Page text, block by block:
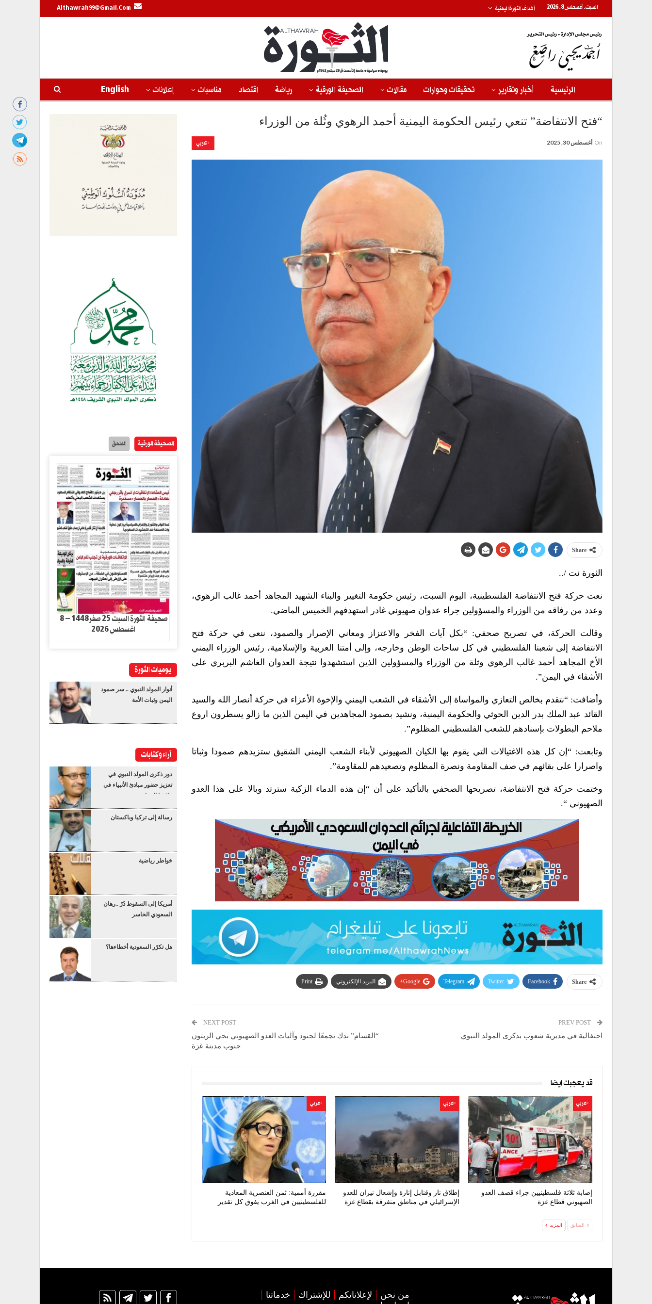
السبت, أغسطس 8, 2026 أهداف الثورة اليمنية Althawrah99@gmail.com
الرئيسية أخبار وتقارير تحقيقات وحوارات مقالات الصحيفة الورقية رياضة اقتصاد مناسبات إعلانات English
“فتح الانتفاضة” تنعي رئيس الحكومة اليمنية أحمد الرهوي وثُلة من الوزراء
-عربي On أغسطس 30, 2025
Share
الثورة نت /..
نعت حركة فتح الانتفاضة الفلسطينية، اليوم السبت، رئيس حكومة التغيير والبناء الشهيد المجاهد أحمد غالب الرهوي،
وعدد من رفاقه من الوزراء والمسؤولين جراء عدوان صهيوني غادر استهدفهم الخميس الماضي.
وقالت الحركة، في تصريح صحفي: “بكل آيات الفخر والاعتزاز ومعاني الإصرار والصمود، ننعى في حركة فتح
الانتفاضة إلى شعبنا الفلسطيني في كل ساحات الوطن وخارجه، وإلى أمتنا العربية والإسلامية، رئيس الوزراء اليمني
الأخ المجاهد أحمد غالب الرهوي وثلة من الوزراء والمسؤولين الذين استشهدوا نتيجة العدوان الغاشم البربري على
الأشقاء في اليمن”.
وأضافت: “نتقدم بخالص التعازي والمواساة إلى الأشقاء في الشعب اليمني والإخوة الأعزاء في حركة أنصار الله والسيد
القائد عبد الملك بدر الدين الحوثي والحكومة اليمنية، ونشيد بصمود المجاهدين في اليمن الذين ما زالو يسطرون اروع
ملاحم البطولات بإسنادهم للشعب الفلسطيني المظلوم”.
وتابعت: “إن كل هذه الاغتيالات التي يقوم بها الكيان الصهيوني لأبناء الشعب اليمني الشقيق ستزيدهم صمودا وثباتا
واصرارا على بقائهم في صف المقاومة ونصرة المظلوم وتصعيدهم للمقاومة”.
وختمت حركة فتح الانتفاضة، تصريحها الصحفي بالتأكيد على أن “إن هذه الدماء الزكية سترتد وبالا على هذا العدو
الصهيوني “.
Share
Facebook
Twitter
Telegram
Google+ البريد الإلكتروني Print
احتفالية في مديرية شعوب بذكرى المولد النبوي
NEXT POST
“القسام” تدك تجمعًا لجنود وآليات العدو الصهيوني بحي الزيتون
جنوب مدينة غزة
قد يعجبك ايضا
-عربي
إصابة ثلاثة فلسطينيين جراء قصف العدو
الصهيوني قطاع غزة
-عربي
إطلاق نار وقنابل إنارة وإشعال نيران للعدو
الإسرائيلي في مناطق متفرقة بقطاع غزة
-عربي
مقررة أممية: ثمن العنصرية المعادية
للفلسطينيين في الغرب يفوق كل تقدير
السابق المزيد
الصحيفة الورقية الملحق
صحيفة الثورة السبت 25 صفر1448 – 8
اغسطس 2026
يوميات الثورة
أنوار المولد النبوي .. سر صمود
اليمن وثبات الأمة
آراء وكتابات
دور ذكرى المولد النبوي في
تعزيز حضور مبادئ الأنبياء في
واقعنا المعاصر
رسالة إلى تركيا وباكستان
خواطر رياضية
أمريكا إلى السقوط دُرْ ..رهان
السعودي الخاسر
هل تكرّر السعودية أخطاءها؟
من نحن لإعلاناتكم للإشتراك
خدماتنا